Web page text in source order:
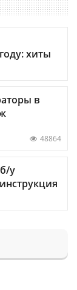
хиты
в
48864
у